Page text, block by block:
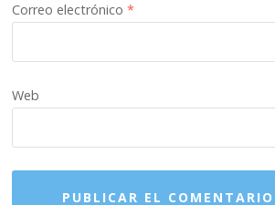
Correo electrónico*
Web